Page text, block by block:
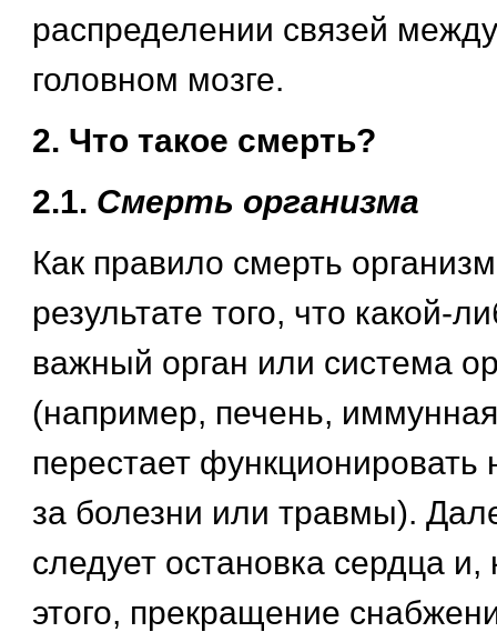
распределении связей
головном мозге.
2. Что такое смерть?
2.1. Смерть организма
Как правило смерть
результате того, что какой-
важный орган или система
(например, печень,
перестает функционировать
за болезни или травмы).
следует остановка сердца и,
этого, прекращение